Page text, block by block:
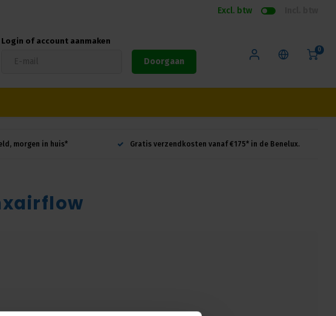
Excl. btw
Login of account aanmaken
Doorgaan
0
morgen in huis* Gratis verzendkosten vanaf €175* in de Benelux.